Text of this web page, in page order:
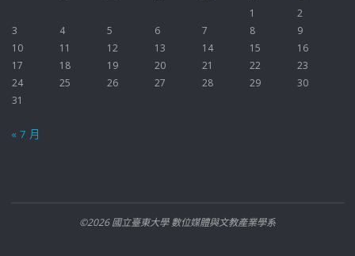
1
2
3
4 5 6 7 8
9
10
11 12 13 14 15
16
17
18 19 20 21 22
23
24
25 26 27 28 29
30
31
« 7 月
©2026 國立臺東大學 數位媒體與文教產業學系